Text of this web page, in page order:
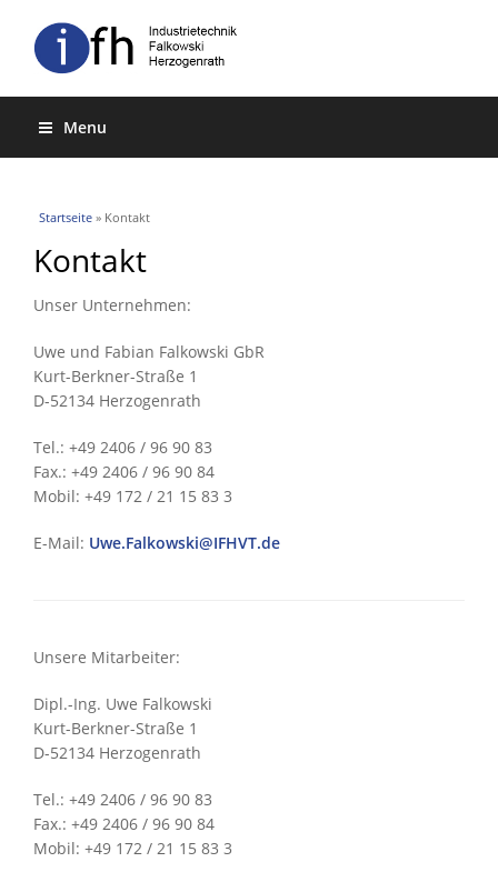
Menu
Sie sind hier
Startseite » Kontakt
Kontakt
Unser Unternehmen:
Uwe und Fabian Falkowski GbR
Kurt-Berkner-Straße 1
D-52134 Herzogenrath
Tel.: +49 2406 / 96 90 83
Fax.: +49 2406 / 96 90 84
Mobil: +49 172 / 21 15 83 3
E-Mail: Uwe.Falkowski@IFHVT.de
Unsere Mitarbeiter:
Dipl.-Ing. Uwe Falkowski
Kurt-Berkner-Straße 1
D-52134 Herzogenrath
Tel.: +49 2406 / 96 90 83
Fax.: +49 2406 / 96 90 84
Mobil: +49 172 / 21 15 83 3